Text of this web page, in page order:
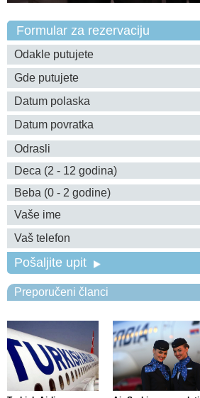
Formular za rezervaciju
Pošaljite upit
Preporučeni članci